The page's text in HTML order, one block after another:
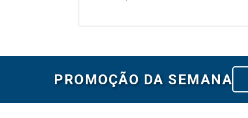
PROMOÇÃO DA SEMANA